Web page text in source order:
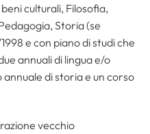
culturali, Filosofia,
Storia (se
e con piano di studi che
annuali di lingua e/o
di storia e un corso
vecchio